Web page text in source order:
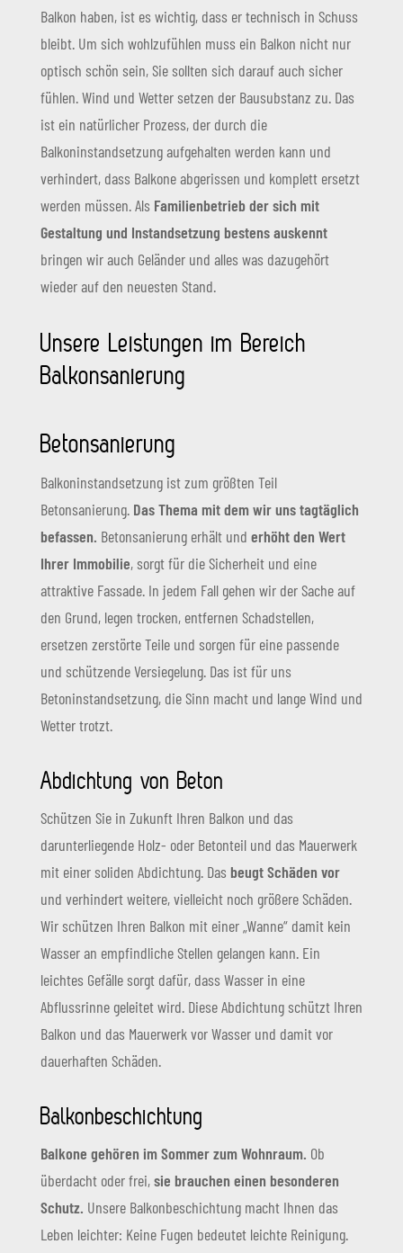
Balkon haben, ist es wichtig, dass er technisch in Schuss
bleibt. Um sich wohlzufühlen muss ein Balkon nicht nur
optisch schön sein, Sie sollten sich darauf auch sicher
fühlen. Wind und Wetter setzen der Bausubstanz zu. Das
ist ein natürlicher Prozess, der durch die
Balkoninstandsetzung aufgehalten werden kann und
verhindert, dass Balkone abgerissen und komplett ersetzt
werden müssen. Als Familienbetrieb der sich mit
Gestaltung und Instandsetzung bestens auskennt
bringen wir auch Geländer und alles was dazugehört
wieder auf den neuesten Stand.
Unsere Leistungen im Bereich
Balkonsanierung
Betonsanierung
Balkoninstandsetzung ist zum größten Teil
Betonsanierung. Das Thema mit dem wir uns tagtäglich
befassen. Betonsanierung erhält und erhöht den Wert
Ihrer Immobilie, sorgt für die Sicherheit und eine
attraktive Fassade. In jedem Fall gehen wir der Sache auf
den Grund, legen trocken, entfernen Schadstellen,
ersetzen zerstörte Teile und sorgen für eine passende
und schützende Versiegelung. Das ist für uns
Betoninstandsetzung, die Sinn macht und lange Wind und
Wetter trotzt.
Abdichtung von Beton
Schützen Sie in Zukunft Ihren Balkon und das
darunterliegende Holz- oder Betonteil und das Mauerwerk
mit einer soliden Abdichtung. Das beugt Schäden vor
und verhindert weitere, vielleicht noch größere Schäden.
Wir schützen Ihren Balkon mit einer „Wanne“ damit kein
Wasser an empfindliche Stellen gelangen kann. Ein
leichtes Gefälle sorgt dafür, dass Wasser in eine
Abflussrinne geleitet wird. Diese Abdichtung schützt Ihren
Balkon und das Mauerwerk vor Wasser und damit vor
dauerhaften Schäden.
Balkonbeschichtung
Balkone gehören im Sommer zum Wohnraum. Ob
überdacht oder frei,sie brauchen einen besonderen
Schutz. Unsere Balkonbeschichtung macht Ihnen das
Leben leichter: Keine Fugen bedeutet leichte Reinigung.